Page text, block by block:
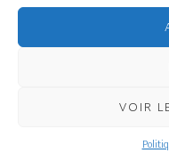
VOIR
Charriot
ÉQUIPEMENT DE
COPYRIGHT ©